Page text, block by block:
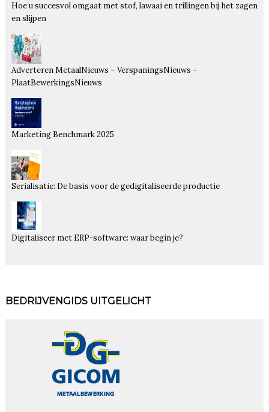
Hoe u succesvol omgaat met stof, lawaai en trillingen bij het zagen
en slijpen
Adverteren MetaalNieuws – VerspaningsNieuws –
PlaatBewerkingsNieuws
Marketing Benchmark 2025
Serialisatie: De basis voor de gedigitaliseerde productie
Digitaliseer met ERP-software: waar begin je?
BEDRIJVENGIDS UITGELICHT